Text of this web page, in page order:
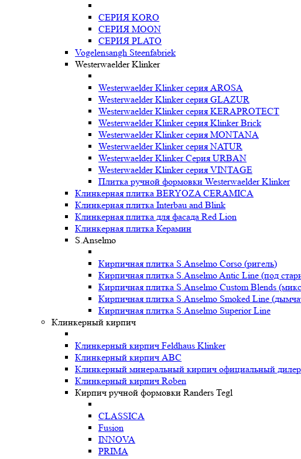
СЕРИЯ KORO
СЕРИЯ MOON
СЕРИЯ PLATO
Vogelensangh Steenfabriek
Westerwaelder Klinker
Westerwaelder Klinker серия AROSA
Westerwaelder Klinker серия GLAZUR
Westerwaelder Klinker серия KERAPROTECT
Westerwaelder Klinker серия Klinker Brick
Westerwaelder Klinker серия MONTANA
Westerwaelder Klinker серия NATUR
Westerwaelder Klinker Серия URBAN
Westerwaelder Klinker серия VINTAGE
Плитка ручной формовки Westerwaelder Klinker
Клинкерная плитка BERYOZA CERAMICA
Клинкерная плитка Interbau and Blink
Клинкерная плитка для фасада Red Lion
Клинкерная плитка Керамин
S.Anselmo
Кирпичная плитка S.Anselmo Corso (ригель)
Кирпичная плитка S.Anselmo Antic Line (под
Кирпичная плитка S.Anselmo Custom Blends
Кирпичная плитка S.Anselmo Smoked Line
Кирпичная плитка S.Anselmo Superior Line
Клинкерный кирпич
Клинкерный кирпич Feldhaus Klinker
Клинкерный кирпич ABC
Клинкерный минеральный кирпич официальный
Клинкерный кирпич Roben
Кирпич ручной формовки Randers Tegl
CLASSICA
Fusion
INNOVA
PRIMA